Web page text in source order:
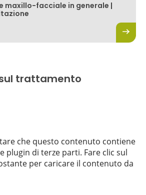
maxillo-facciale in generale |
trattamento